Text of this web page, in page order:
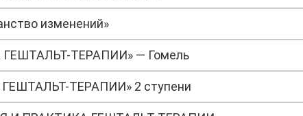
изменений»
ТЕРАПИИ» — Гомель
ТЕРАПИИ» 2 ступени